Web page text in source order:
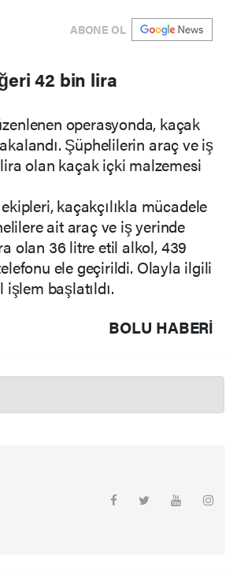
ABONE OL
42 bin lira
operasyonda, kaçak
Şüphelilerin araç ve iş
olan kaçak içki malzemesi
kaçakçılıkla mücadele
ait araç ve iş yerinde
olan 36 litre etil alkol, 439
ele geçirildi. Olayla ilgili
işlem başlatıldı.
BOLU HABERİ